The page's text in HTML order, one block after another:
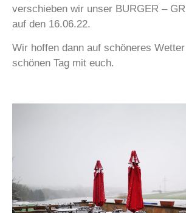
verschieben wir unser BURGER –
auf den 16.06.22.
Wir hoffen dann auf schöneres
schönen Tag mit euch.